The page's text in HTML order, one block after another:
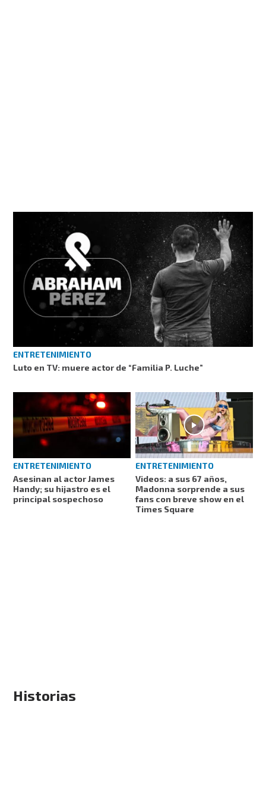
ENTRETENIMIENTO
Luto en TV: muere actor de “Familia P. Luche”
ENTRETENIMIENTO
Asesinan al actor James
Handy; su hijastro es el
principal sospechoso
ENTRETENIMIENTO
Videos: a sus 67 años,
Madonna sorprende a sus
fans con breve show en el
Times Square
Historias